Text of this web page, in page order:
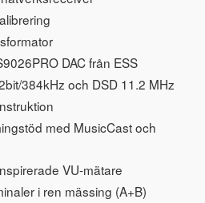
DAC från ESS
384kHz och DSD 11.2 MHz
med MusicCast och
VU-mätare
i ren mässing (A+B)